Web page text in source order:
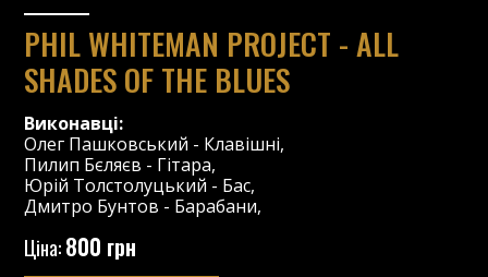
PHIL WHITEMAN PROJECT - ALL
SHADES OF THE BLUES
Виконавці:
Олег Пашковський - Клавішні,
Пилип Бєляєв - Гітара,
Юрій Толстолуцький - Бас,
Дмитро Бунтов - Барабани,
Ціна:800 грн